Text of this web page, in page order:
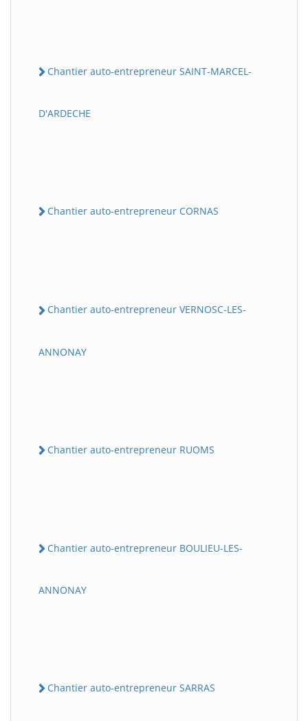
Chantier auto-entrepreneur SAINT-MARCEL-
D'ARDECHE
Chantier auto-entrepreneur CORNAS
Chantier auto-entrepreneur VERNOSC-LES-
ANNONAY
Chantier auto-entrepreneur RUOMS
Chantier auto-entrepreneur BOULIEU-LES-
ANNONAY
Chantier auto-entrepreneur SARRAS